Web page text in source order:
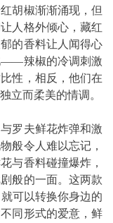
胡椒渐渐涌现，但
人格外倾心，藏红
的香料让人闻得心
——辣椒的冷调刺激
性，相反，他们在
立而柔美的情调。
罗夫鲜花炸弹和激
般令人难以忘记，
与香料碰撞爆炸，
般的一面。这两款
可以转换你身边的
同形式的爱意，鲜